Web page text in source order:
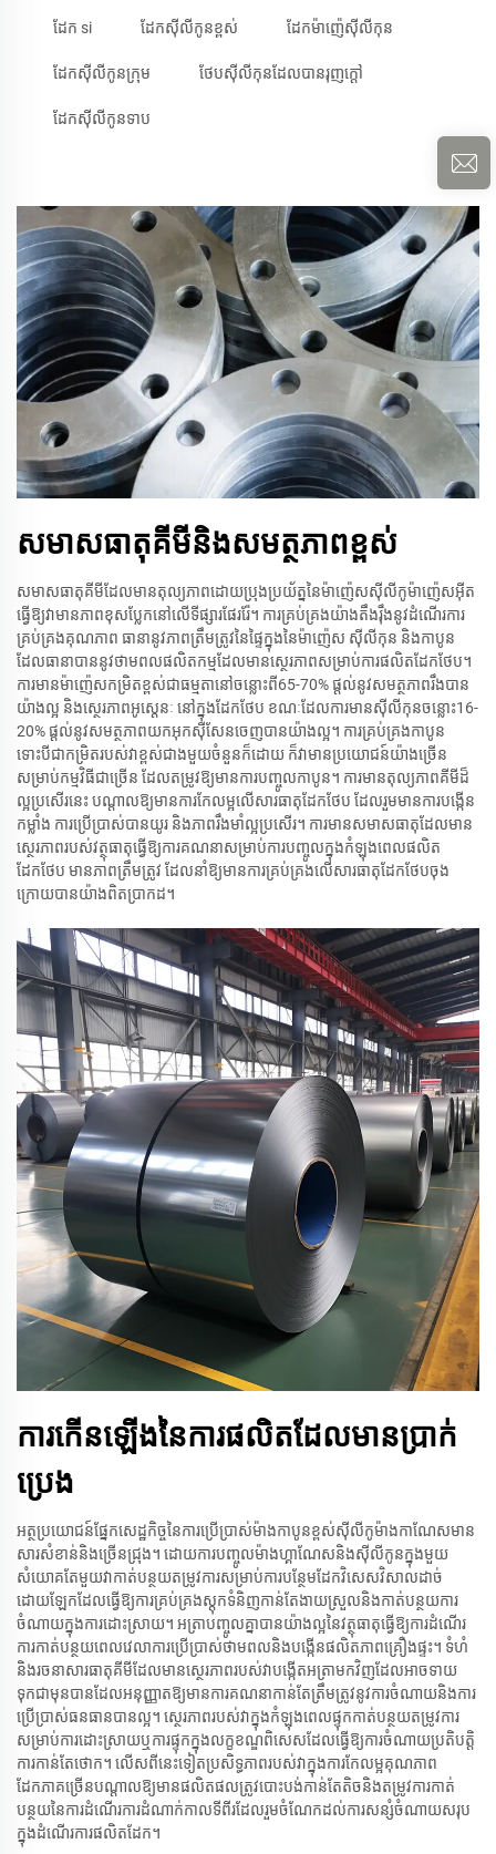
ដែក si ដែកស៊ីលីកូនខ្ពស់ ដែកម៉ាញ៉េស៊ីលីកុន
ដែកស៊ីលីកូនក្រុម ថែបសុីលីកុនដែលបានរុញក្តៅ
ដែកស៊ីលីកូនទាប
សមាសធាតុគីមីនិងសមត្ថភាពខ្ពស់
សមាសធាតុគីមីដែលមានតុល្យភាពដោយប្រុងប្រយ័ត្ននៃម៉ាញ៉េសស៊ីលីកូម៉ាញ៉េសអ៊ីត
ធ្វើឱ្យវាមានភាពខុសប្លែកនៅលើទីផ្សារផែររ៉ែ។ ការគ្រប់គ្រងយ៉ាងតឹងរ៉ឹងនូវដំណើរការ
គ្រប់គ្រងគុណភាព ធានានូវភាពត្រឹមត្រូវនៃផ្ទៃក្នុងនៃម៉ាញ៉េស ស៊ីលីកុន និងកាបូន
ដែលធានាបាននូវថាមពលផលិតកម្មដែលមានស្ថេរភាពសម្រាប់ការផលិតដែកថែប។
ការមានម៉ាញ៉េសកម្រិតខ្ពស់ជាធម្មតានៅចន្លោះពី65-70% ផ្តល់នូវសមត្ថភាពរឹងបាន
យ៉ាងល្អ និងស្ថេរភាពអូស្តេនៈ នៅក្នុងដែកថែប ខណៈដែលការមានស៊ីលីកុនចន្លោះ16-
20% ផ្តល់នូវសមត្ថភាពយកអុកស៊ីសែនចេញបានយ៉ាងល្អ។ ការគ្រប់គ្រងកាបូន
ទោះបីជាកម្រិតរបស់វាខ្ពស់ជាងមួយចំនួនក៏ដោយ ក៏វាមានប្រយោជន៍យ៉ាងច្រើន
សម្រាប់កម្មវិធីជាច្រើន ដែលតម្រូវឱ្យមានការបញ្ចូលកាបូន។ ការមានតុល្យភាពគីមីដ៏
ល្អប្រសើរនេះ បណ្តាលឱ្យមានការកែលម្អលើសារធាតុដែកថែប ដែលរួមមានការបង្កើន
កម្លាំង ការប្រើប្រាស់បានយូរ និងភាពរឹងមាំល្អប្រសើរ។ ការមានសមាសធាតុដែលមាន
ស្ថេរភាពរបស់វត្ថុធាតុធ្វើឱ្យការគណនាសម្រាប់ការបញ្ចូលក្នុងកំឡុងពេលផលិត
ដែកថែប មានភាពត្រឹមត្រូវ ដែលនាំឱ្យមានការគ្រប់គ្រងលើសារធាតុដែកថែបចុង
ក្រោយបានយ៉ាងពិតប្រាកដ។
ការកើនឡើងនៃការផលិតដែលមានប្រាក់
ប្រេង
អត្ថប្រយោជន៍ផ្នែកសេដ្ឋកិច្ចនៃការប្រើប្រាស់ម៉ាងកាបូនខ្ពស់ស៊ីលីកូម៉ាងកាណែសមាន
សារសំខាន់និងច្រើនជ្រុង។ ដោយការបញ្ចូលម៉ាងហ្គាណែសនិងស៊ីលីកូនក្នុងមួយ
សំយោគតែមួយវាកាត់បន្ថយតម្រូវការសម្រាប់ការបន្ថែមដែកវិសេសវិសាលដាច់
ដោយឡែកដែលធ្វើឱ្យការគ្រប់គ្រងស្តុកទំនិញកាន់តែងាយស្រួលនិងកាត់បន្ថយការ
ចំណាយក្នុងការដោះស្រាយ។ អត្រាបញ្ចូលគ្នាបានយ៉ាងល្អនៃវត្ថុធាតុធ្វើឱ្យការដំណើរ
ការកាត់បន្ថយពេលវេលាការប្រើប្រាស់ថាមពលនិងបង្កើនផលិតភាពគ្រឿងផ្ទះ។ ទំហំ
និងរចនាសារធាតុគីមីដែលមានស្ថេរភាពរបស់វាបង្កើតអត្រាមកវិញដែលអាចទាយ
ទុកជាមុនបានដែលអនុញ្ញាតឱ្យមានការគណនាកាន់តែត្រឹមត្រូវនូវការចំណាយនិងការ
ប្រើប្រាស់ធនធានបានល្អ។ ស្ថេរភាពរបស់វាក្នុងកំឡុងពេលផ្ទុកកាត់បន្ថយតម្រូវការ
សម្រាប់ការដោះស្រាយឬការផ្ទុកក្នុងលក្ខខណ្ឌពិសេសដែលធ្វើឱ្យការចំណាយប្រតិបត្តិ
ការកាន់តែថោក។ លើសពីនេះទៀតប្រសិទ្ធភាពរបស់វាក្នុងការកែលម្អគុណភាព
ដែកភាគច្រើនបណ្តាលឱ្យមានផលិតផលត្រូវបោះបង់កាន់តែតិចនិងតម្រូវការកាត់
បន្ថយនៃការដំណើរការដំណាក់កាលទីពីរដែលរួមចំណែកដល់ការសន្សំចំណាយសរុប
ក្នុងដំណើរការផលិតដែក។